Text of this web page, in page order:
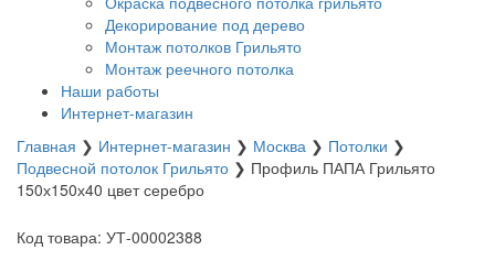
Декорирование под дерево
Монтаж потолков Грильято
Монтаж реечного потолка
Наши работы
Интернет-магазин
Главная ❯ Интернет-магазин ❯ Москва ❯ Потолки ❯
Подвесной потолок Грильято ❯ Профиль ПАПА Грильято
150х150х40 цвет серебро
Код товара: УТ-00002388